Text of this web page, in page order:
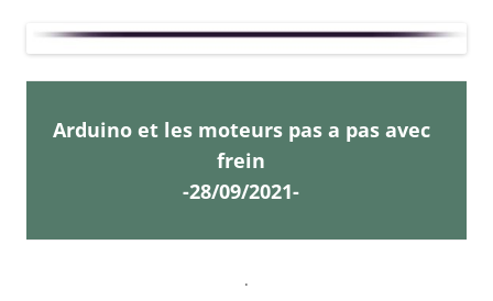
Arduino et les moteurs pas a pas avec
frein
-28/09/2021-
.